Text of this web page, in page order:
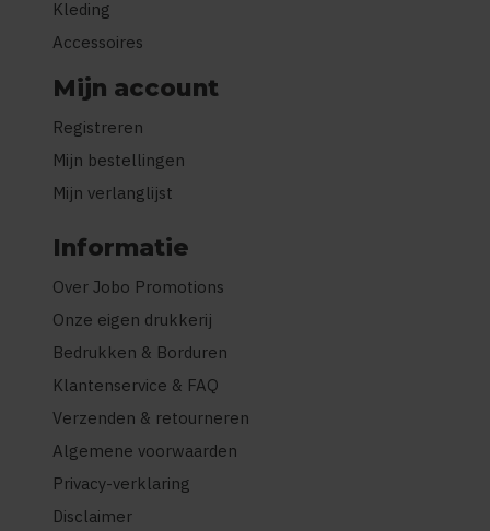
Kleding
Accessoires
Mijn account
Registreren
Mijn bestellingen
Mijn verlanglijst
Informatie
Over Jobo Promotions
Onze eigen drukkerij
Bedrukken & Borduren
Klantenservice & FAQ
Verzenden & retourneren
Algemene voorwaarden
Privacy-verklaring
Disclaimer